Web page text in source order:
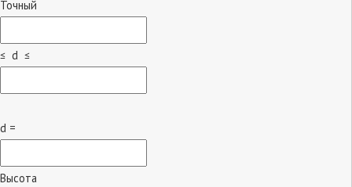
Точный
≤ d ≤
d =
Высота